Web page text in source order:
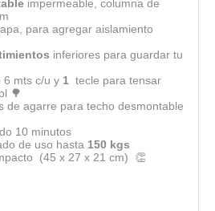
impermeable, columna de
para agregar aislamiento
inferiores para guardar tu
6 mts c/u y 1 tecle para tensar
🌳
de agarre para techo desmontable
10 minutos
de uso hasta 150 kgs
(45 x 27 x 21 cm) 👏